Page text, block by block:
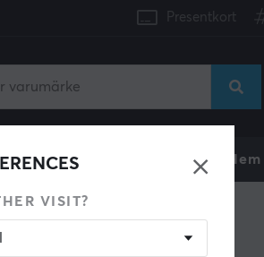
Presentkort
Gamingstol Mobiltillbehör
VISIT?